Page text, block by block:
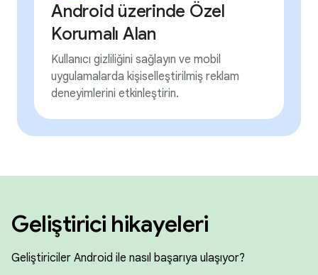
Android üzerinde Özel
Korumalı Alan
Kullanıcı gizliliğini sağlayın ve mobil
uygulamalarda kişiselleştirilmiş reklam
deneyimlerini etkinleştirin.
Geliştirici hikayeleri
Geliştiriciler Android ile nasıl başarıya ulaşıyor?